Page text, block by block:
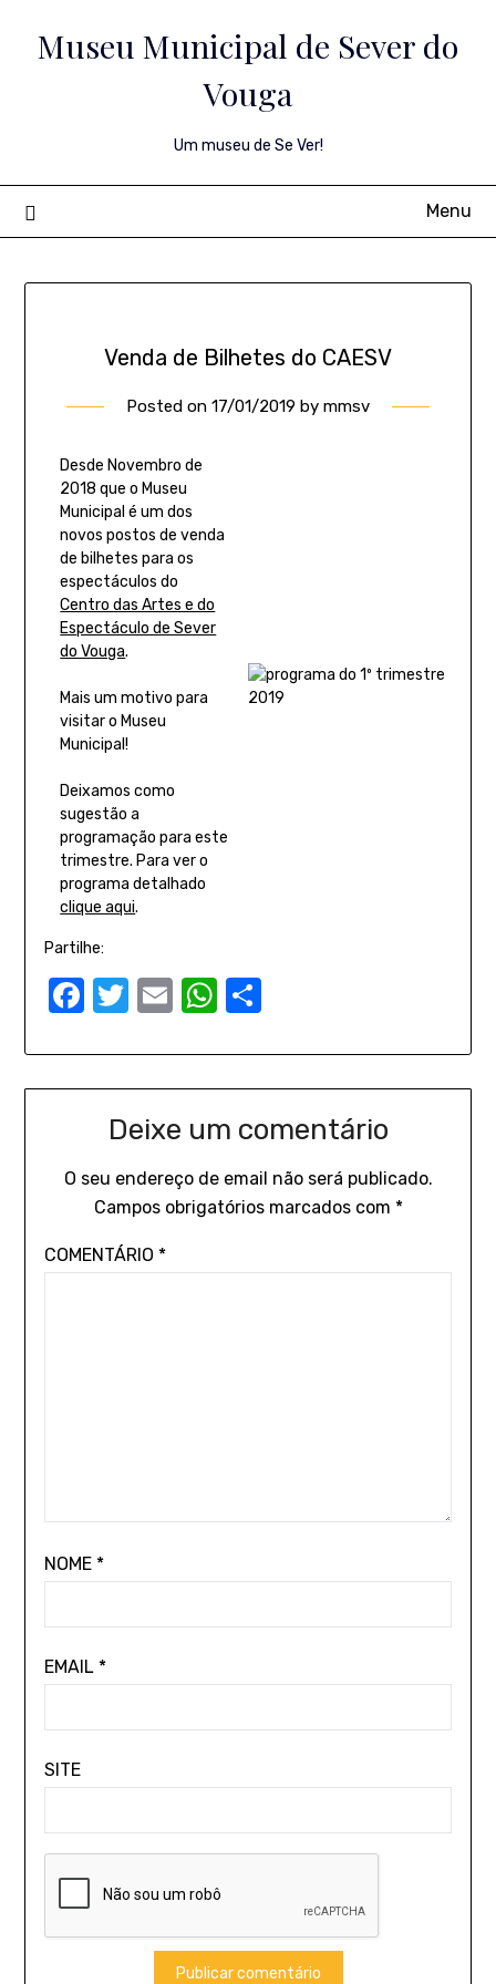
Museu Municipal de Sever do
Vouga
Um museu de Se Ver!
Menu
Venda de Bilhetes do CAESV
Posted on 17/01/2019 by mmsv
Desde Novembro de
2018 que o Museu
Municipal é um dos
novos postos de venda
de bilhetes para os
espectáculos do
Centro das Artes e do
Espectáculo de Sever
do Vouga.
Mais um motivo para
visitar o Museu
Municipal!
Deixamos como
sugestão a
programação para este
trimestre. Para ver o
programa detalhado
clique aqui.
Partilhe:
Facebook
Twitter
EmailWhatsApp
Share
Deixe um comentário
O seu endereço de email não será publicado.
Campos obrigatórios marcados com *
COMENTÁRIO *
NOME *
EMAIL *
SITE